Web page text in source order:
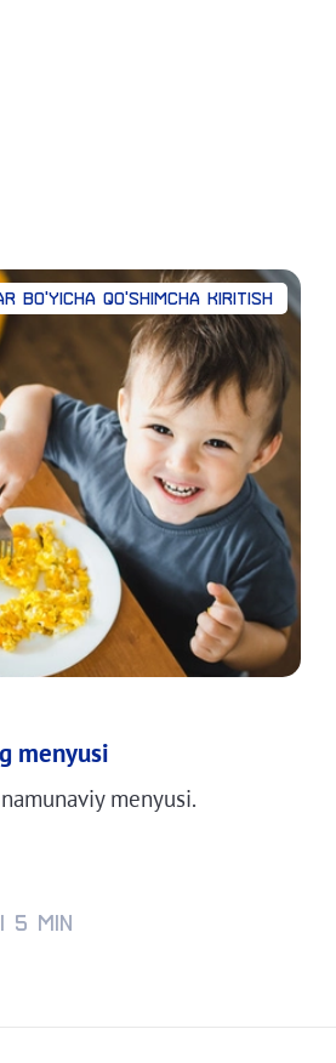
BO'YICHA QO'SHIMCHA KIRITISH
menyusi
menyusi.
5 min